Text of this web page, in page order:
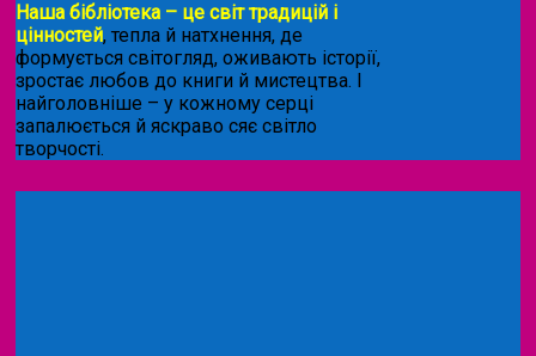
Наша бібліотека – це світ традицій і
цінностей, тепла й натхнення, де
формується світогляд, оживають історії,
зростає любов до книги й мистецтва. І
найголовніше – у кожному серці
запалюється й яскраво сяє світло
творчості.